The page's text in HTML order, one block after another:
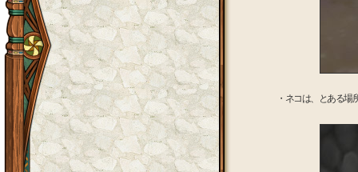
・ネコは、とある